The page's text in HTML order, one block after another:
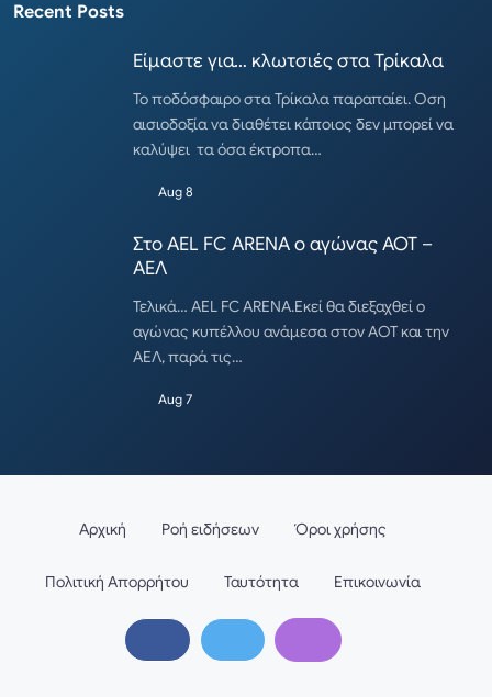
Recent Posts
Είμαστε για… κλωτσιές στα Τρίκαλα
Το ποδόσφαιρο στα Τρίκαλα παραπαίει. Οση
αισιοδοξία να διαθέτει κάποιος δεν μπορεί να
καλύψει τα όσα έκτροπα…
Aug 8
Στο AEL FC ARENA ο αγώνας ΑΟΤ –
ΑΕΛ
Τελικά… AEL FC ARENA.Εκεί θα διεξαχθεί ο
αγώνας κυπέλλου ανάμεσα στον ΑΟΤ και την
ΑΕΛ, παρά τις…
Aug 7
Αρχική Ροή ειδήσεων Όροι χρήσης
Πολιτική Απορρήτου Ταυτότητα Επικοινωνία